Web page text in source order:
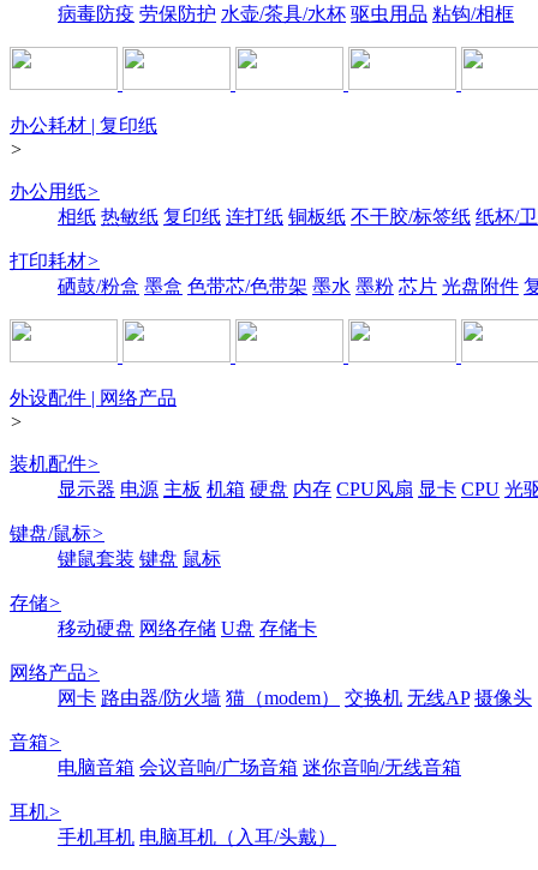
病毒防疫 劳保防护 水壶/茶具/水杯 驱虫用品 粘钩/相框
办公耗材 | 复印纸
>
办公用纸>
相纸 热敏纸 复印纸 连打纸 铜板纸 不干胶/标签纸 纸杯/
打印耗材>
硒鼓/粉盒 墨盒 色带芯/色带架 墨水 墨粉 芯片 光盘附件
外设配件 | 网络产品
>
装机配件>
显示器 电源 主板 机箱 硬盘 内存 CPU风扇 显卡 CPU 光
键盘/鼠标>
键鼠套装 键盘 鼠标
存储>
移动硬盘 网络存储 U盘 存储卡
网络产品>
网卡 路由器/防火墙 猫（modem） 交换机 无线AP 摄像头
音箱>
电脑音箱 会议音响/广场音箱 迷你音响/无线音箱
耳机>
手机耳机 电脑耳机（入耳/头戴）